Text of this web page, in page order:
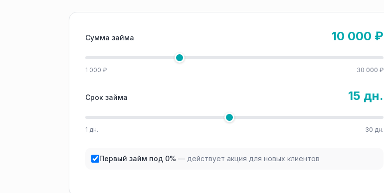
Сумма займа 10 000 ₽
1 000 ₽ 30 000 ₽
Срок займа 15 дн.
1 дн. 30 дн.
Первый займ под 0% — действует акция для новых клиентов